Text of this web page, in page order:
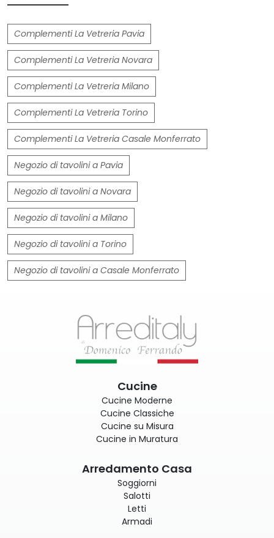
Complementi La Vetreria Pavia
Complementi La Vetreria Novara
Complementi La Vetreria Milano
Complementi La Vetreria Torino
Complementi La Vetreria Casale Monferrato
Negozio di tavolini a Pavia
Negozio di tavolini a Novara
Negozio di tavolini a Milano
Negozio di tavolini a Torino
Negozio di tavolini a Casale Monferrato
Cucine
Cucine Moderne
Cucine Classiche
Cucine su Misura
Cucine in Muratura
Arredamento Casa
Soggiorni
Salotti
Letti
Armadi